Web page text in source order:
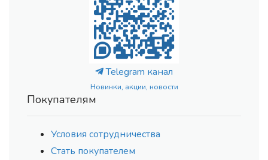
Telegram канал
Новинки, акции, новости
Покупателям
Условия сотрудничества
Стать покупателем